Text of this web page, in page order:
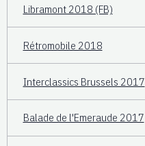
Libramont 2018 (FB)
Rétromobile 2018
Interclassics Brussels 2017
Balade de l'Emeraude 2017